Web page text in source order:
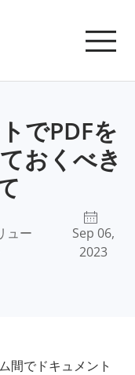
でPDFを
おくべき
ュー
Sep 06,
2023
間でドキュメント